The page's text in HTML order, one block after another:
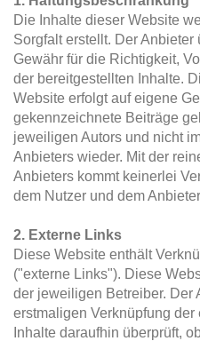
Die Inhalte dieser Website
Sorgfalt erstellt. Der
Gewähr für die Richtigkeit,
der bereitgestellten Inhalte.
Website erfolgt auf eigene
gekennzeichnete Beiträge
jeweiligen Autors und nicht
Anbieters wieder. Mit der
Anbieters kommt keinerlei
dem Nutzer und dem
2. Externe Links
Diese Website enthält
("externe Links"). Diese
der jeweiligen Betreiber. Der
erstmaligen Verknüpfung
Inhalte daraufhin überprüft,